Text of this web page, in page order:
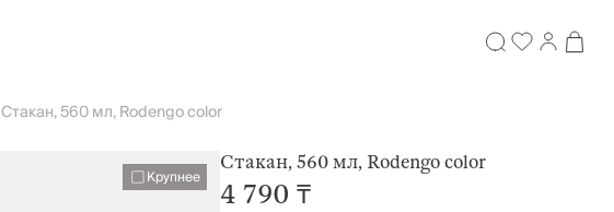
Стакан, 560 мл, Rodengo color
Крупнее
Стакан, 560 мл, Rodengo color
4 790 ₸